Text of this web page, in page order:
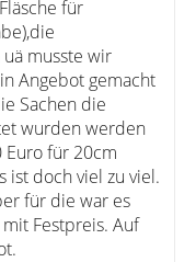
für
musste wir
Angebot gemacht
Sachen die
wurden werden
für 20cm
ist doch viel zu viel.
für die war es
Festpreis. Auf